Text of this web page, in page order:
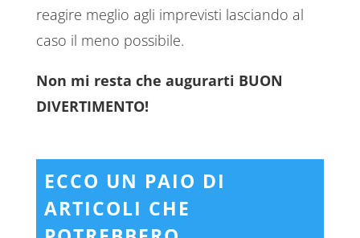
reagire meglio agli imprevisti lasciando al
caso il meno possibile.
Non mi resta che augurarti BUON
DIVERTIMENTO!
ECCO UN PAIO DI
ARTICOLI CHE